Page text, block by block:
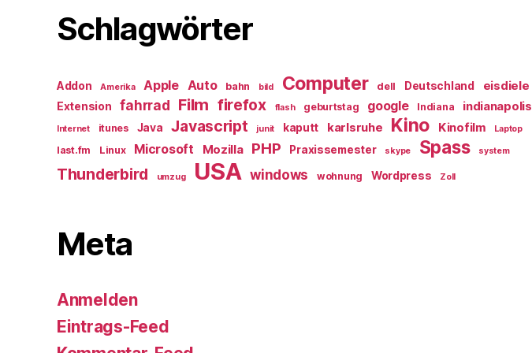
Schlagwörter
Addon Amerika Apple Auto bahn bild Computer dell Deutschland eisdiele
Extension fahrrad Film firefox flash geburtstag google Indiana indianapolis
Internet itunes Java Javascript junit kaputt karlsruhe Kino Kinofilm Laptop
last.fm Linux Microsoft Mozilla PHP Praxissemester skype Spass system
Thunderbird umzug USA windows wohnung Wordpress Zoll
Meta
Anmelden
Eintrags-Feed